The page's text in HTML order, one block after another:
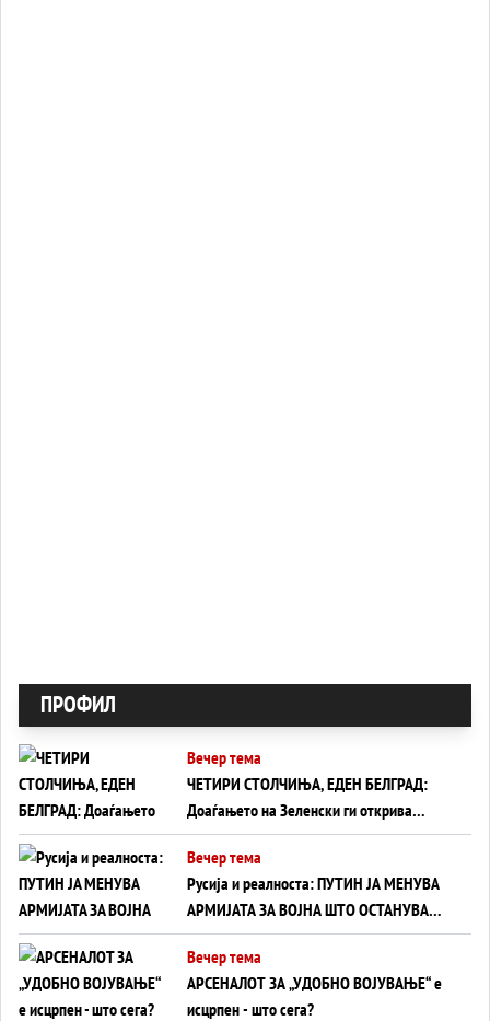
ПРОФИЛ
Вечер тема
ЧЕТИРИ СТОЛЧИЊА, ЕДЕН БЕЛГРАД:
Доаѓањето на Зеленски ги открива
тајните на политиката на балансирање
на Вучиќ
Вечер тема
Русија и реалноста: ПУТИН ЈА МЕНУВА
АРМИЈАТА ЗА ВОЈНА ШТО ОСТАНУВА
БЕЗ ФРОНТ
Вечер тема
АРСЕНАЛОТ ЗА „УДОБНО ВОЈУВАЊЕ“ е
исцрпен - што сега?